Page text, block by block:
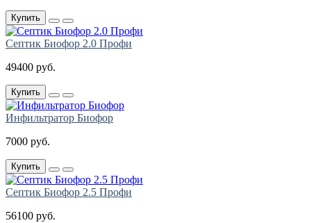
Купить
Септик Биофор 2.0 Профи
49400 руб.
Купить
Инфильтратор Биофор
7000 руб.
Купить
Септик Биофор 2.5 Профи
56100 руб.